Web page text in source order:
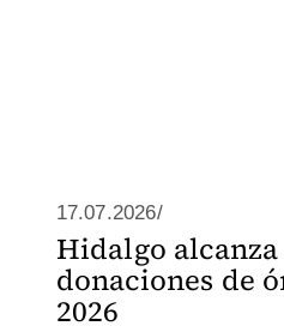
17.07.2026/
Hidalgo alcanza
donaciones de
2026